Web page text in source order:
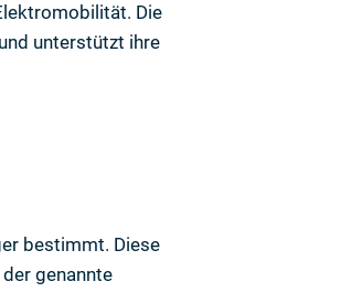
Die
unterstützt ihre
bestimmt. Diese
genannte